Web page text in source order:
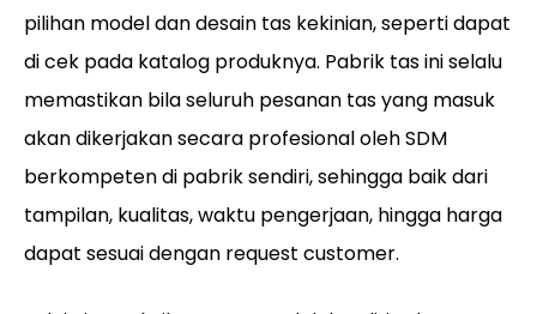
pilihan model dan desain tas kekinian, seperti dapat
di cek pada katalog produknya. Pabrik tas ini selalu
memastikan bila seluruh pesanan tas yang masuk
akan dikerjakan secara profesional oleh SDM
berkompeten di pabrik sendiri, sehingga baik dari
tampilan, kualitas, waktu pengerjaan, hingga harga
dapat sesuai dengan request customer.